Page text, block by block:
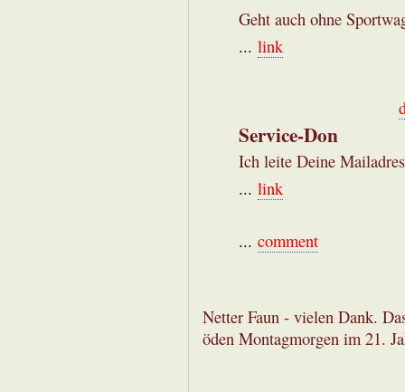
Geht auch ohne
... link
Service-Don
Ich leite Deine
... link
... comment
Netter Faun - vielen Dank.
öden Montagmorgen im 21.